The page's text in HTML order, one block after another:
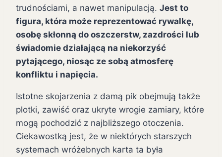
trudnościami, a nawet manipulacją. Jest to
figura, która może reprezentować rywalkę,
osobę skłonną do oszczerstw, zazdrości lub
świadomie działającą na niekorzyść
pytającego, niosąc ze sobą atmosferę
konfliktu i napięcia.
Istotne skojarzenia z damą pik obejmują także
plotki, zawiść oraz ukryte wrogie zamiary, które
mogą pochodzić z najbliższego otoczenia.
Ciekawostką jest, że w niektórych starszych
systemach wróżebnych karta ta była